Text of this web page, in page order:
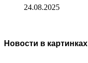
24.08.2025
Новости в картинках